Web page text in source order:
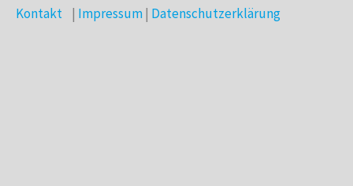
Kontakt| Impressum| Datenschutzerklärung